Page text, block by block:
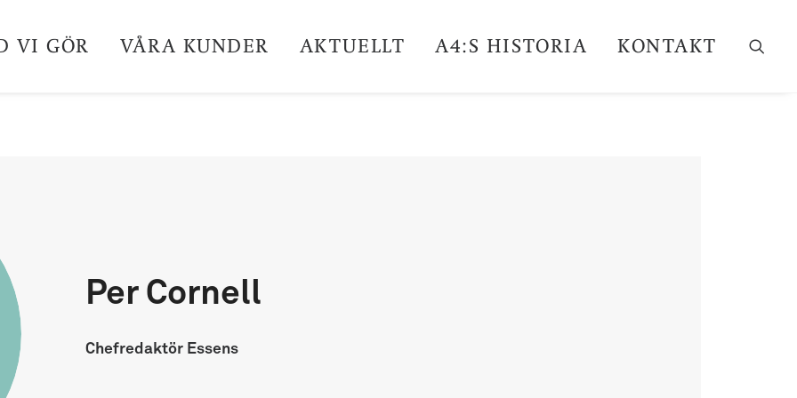
VI GÖR VÅRA KUNDER AKTUELLT A4:S HISTORIA KONTAKT
Per Cornell
Chefredaktör Essens